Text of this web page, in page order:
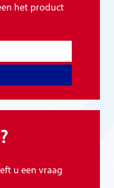
het product
u een vraag